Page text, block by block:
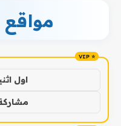
اول